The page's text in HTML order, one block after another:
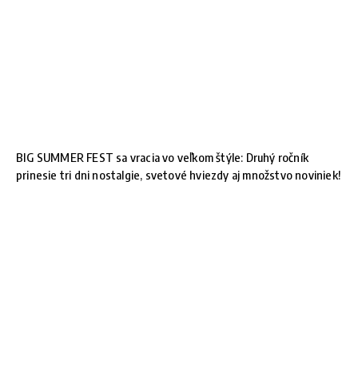
BIG SUMMER FEST sa vracia vo veľkom štýle: Druhý ročník
prinesie tri dni nostalgie, svetové hviezdy aj množstvo noviniek!